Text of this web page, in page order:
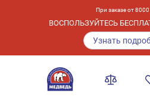
При заказе от
ВОСПОЛЬЗУЙТЕСЬ
Узнать